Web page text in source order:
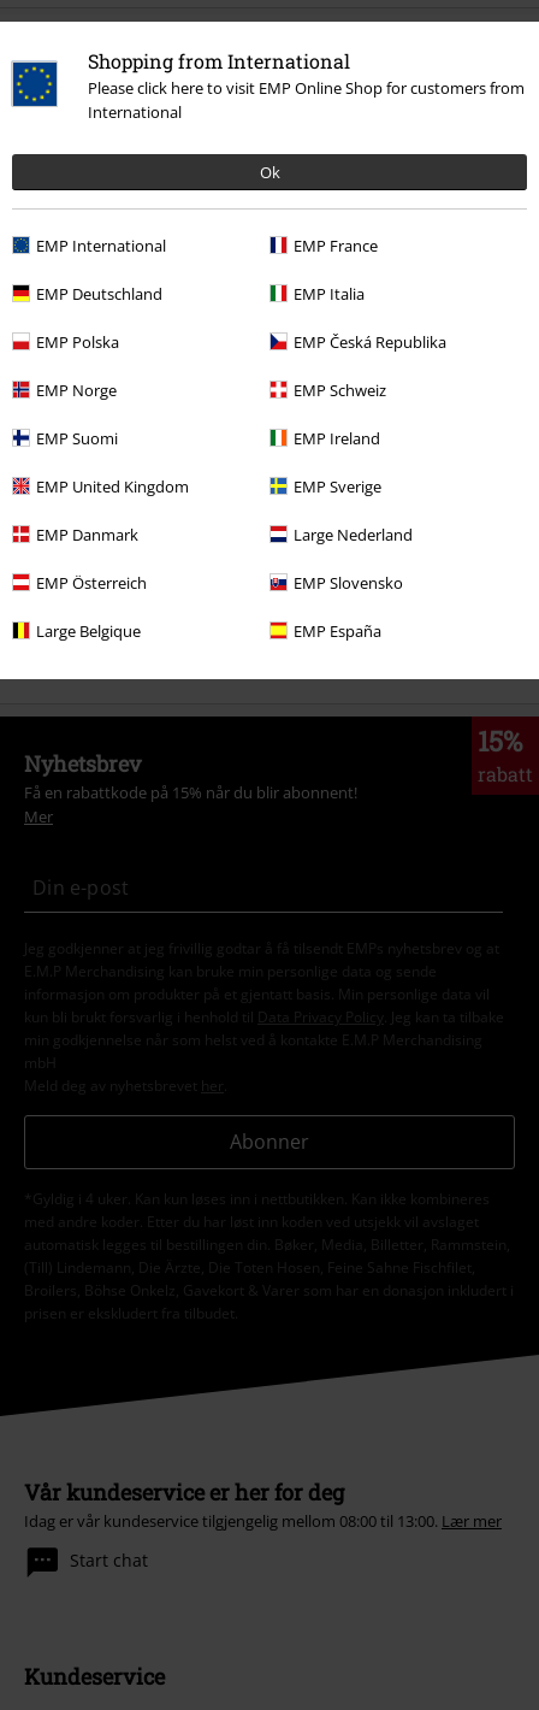
Shopping from International
Please click here to visit EMP Online Shop for customers from
International
Ok
EMP International EMP France
EMP Deutschland EMP Italia
EMP Polska EMP Česká Republika
EMP Norge EMP Schweiz
EMP Suomi EMP Ireland
EMP United Kingdom EMP Sverige
EMP Danmark Large Nederland
EMP Österreich EMP Slovensko
Large Belgique EMP España
Flere kategorier. Flere valgmuligheter.
Store størrelser T-skjorter og topper T-skjorter
Klesmerker Klær T-skjorter og topper T-skjorter
Nyheter Klær T Skjorter og topper T-skjorter
Klær & tilbehør Topper T-skjorter
Klær T-skjorter og topper T-skjorter
15%
rabatt
Nyhetsbrev
Få en rabattkode på 15% når du blir abonnent!
Mer
Jeg godkjenner at jeg frivillig godtar å få tilsendt EMPs nyhetsbrev og at
E.M.P Merchandising kan bruke min personlige data og sende
informasjon om produkter på et gjentatt basis. Min personlige data vil
kun bli brukt forsvarlig i henhold til
Data Privacy Policy
. Jeg kan ta tilbake
min godkjennelse når som helst ved å kontakte E.M.P Merchandising
mbH
Meld deg av nyhetsbrevet her
Abonner
*Gyldig i 4 uker. Kan kun løses inn i nettbutikken. Kan ikke kombineres
med andre koder. Etter du har løst inn koden ved utsjekk vil avslaget
automatisk legges til bestillingen din. Bøker, Media, Billetter, Rammstein,
(Till) Lindemann, Die Ärzte, Die Toten Hosen, Feine Sahne Fischfilet,
Broilers, Böhse Onkelz, Gavekort & Varer som har en donasjon inkludert i
prisen er ekskludert fra tilbudet.
Vår kundeservice er her for deg
Idag er vår kundeservice tilgjengelig mellom 08:00 til 13:00. Lær mer
Start chat
Kundeservice